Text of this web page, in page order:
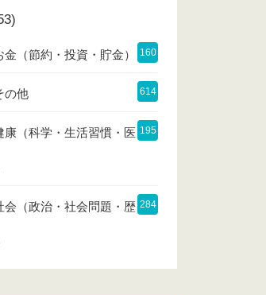
金（節約・投資・貯金） 160
の他 614
康（科学・生活習慣・医 195
会（政治・社会問題・歴 284